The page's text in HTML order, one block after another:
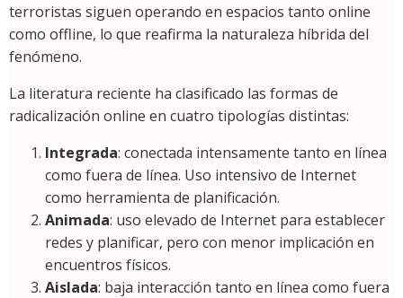
terroristas siguen operando en espacios tanto online
como offline, lo que reafirma la naturaleza híbrida del
fenómeno.
La literatura reciente ha clasificado las formas de
radicalización online en cuatro tipologías distintas:
Integrada: conectada intensamente tanto en línea
como fuera de línea. Uso intensivo de Internet
como herramienta de planificación.
Animada: uso elevado de Internet para establecer
redes y planificar, pero con menor implicación en
encuentros físicos.
Aislada: baja interacción tanto en línea como fuera